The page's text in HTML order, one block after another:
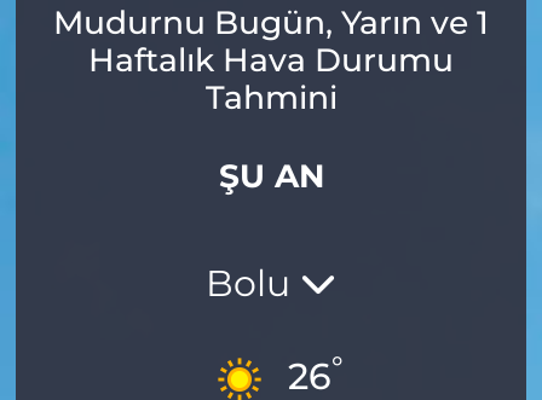
Mudurnu Bugün, Yarın ve 1
Haftalık Hava Durumu
Tahmini
ŞU AN
Bolu
26°